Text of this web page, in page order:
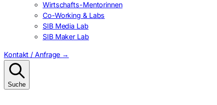
Wirtschafts-Mentorinnen
Co-Working & Labs
SIB Media Lab
SIB Maker Lab
Kontakt / Anfrage →
Suche